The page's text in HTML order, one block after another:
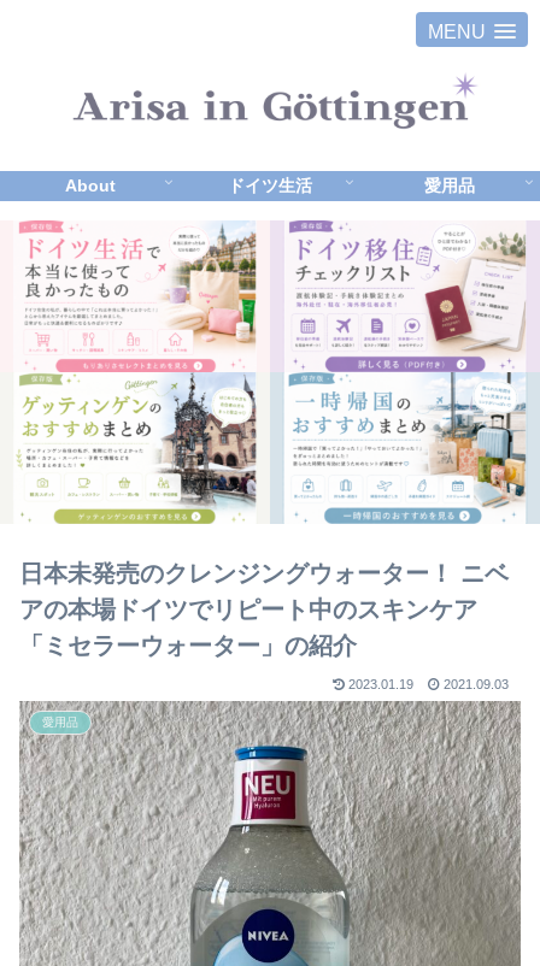
MENU
About ドイツ生活 愛用品
日本未発売のクレンジングウォーター！ ニベ
アの本場ドイツでリピート中のスキンケア
「ミセラーウォーター」の紹介
2023.01.19 2021.09.03
愛用品